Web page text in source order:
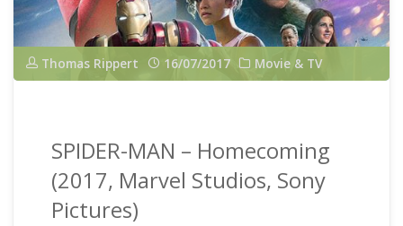
oder:
Warum
der
jetzt
eine
Thomas Rippert 16/07/2017 Movie & TV
SPIDER-MAN – Homecoming
(2017, Marvel Studios, Sony
Pictures)